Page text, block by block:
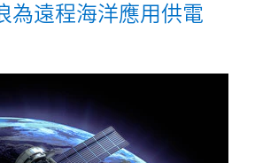
為遠程海洋應用供電